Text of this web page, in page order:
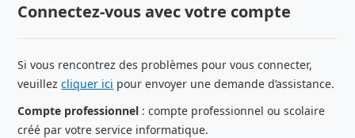
Connectez-vous avec votre compte
Si vous rencontrez des problèmes pour vous connecter,
veuillezcliquer ici pour envoyer une demande d’assistance.
Compte professionnel : compte professionnel ou scolaire
créé par votre service informatique.